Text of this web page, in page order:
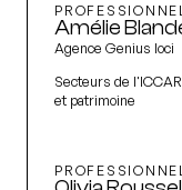
Amélie
Agence Genius loci
Secteurs de
et patrimoine